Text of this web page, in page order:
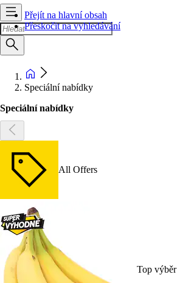
Přejít na hlavní obsah
Přeskočit na vyhledávání
Speciální nabídky
Speciální nabídky
All Offers
Top výběr